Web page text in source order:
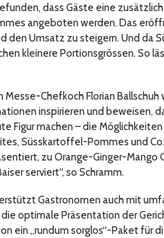
dass Gäste eine
angeboten werden. Das
den Umsatz zu steigern. Und da
kleinere Portionsgrössen. So
Messe-Chefkoch Florian
inspirieren und beweisen,
Figur machen – die
Süsskartoffel-Pommes und
zu Orange-Ginger-Mango
serviert“, so Schramm.
Gastronomen auch mit
optimale Präsentation der
ein „rundum sorglos“-Paket für